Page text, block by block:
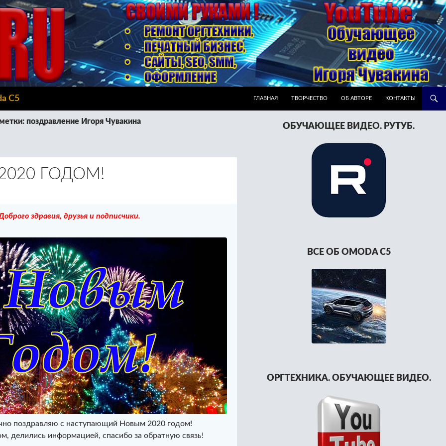
C5
ГЛАВНАЯ
ТВОРЧЕСТВО ОБ АВТОРЕ КОНТАКТЫ
поздравление Игоря Чувакина
ГОДОМ!
здравия, друзья и подписчики.
поздравляю с наступающий Новым 2020 годом!
делились информацией, спасибо за обратную связь!
ОБУЧАЮЩЕЕ ВИДЕО. РУТУБ.
ВСЕ ОБ OMODA C5
ОРГТЕХНИКА. ОБУЧАЮЩЕЕ ВИДЕО.